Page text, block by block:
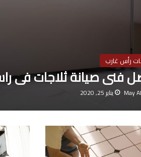
رأس غارب
فنى صيانة ثلاجات فى
May يناير 25, 2020